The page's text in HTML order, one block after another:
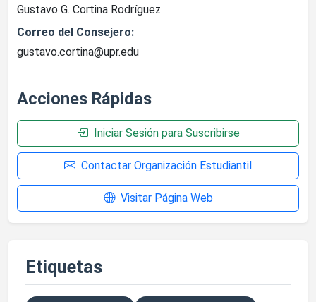
Gustavo G. Cortina Rodríguez
Correo del Consejero:
gustavo.cortina@upr.edu
Acciones Rápidas
Iniciar Sesión para Suscribirse
Contactar Organización Estudiantil
Visitar Página Web
Etiquetas